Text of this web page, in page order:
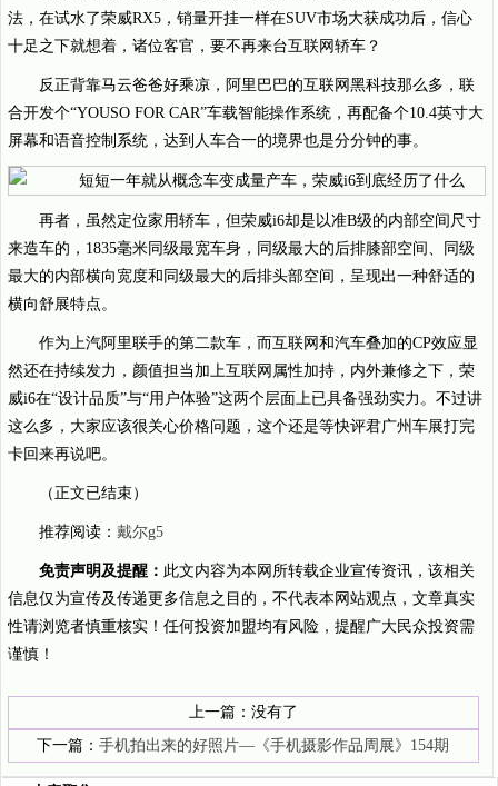
法，在试水了荣威RX5，销量开挂一样在SUV市场大获成功后，信心
十足之下就想着，诸位客官，要不再来台互联网轿车？
反正背靠马云爸爸好乘凉，阿里巴巴的互联网黑科技那么多，联
合开发个“YOUSO FOR CAR”车载智能操作系统，再配备个10.4英寸大
屏幕和语音控制系统，达到人车合一的境界也是分分钟的事。
再者，虽然定位家用轿车，但荣威i6却是以准B级的内部空间尺寸
来造车的，1835毫米同级最宽车身，同级最大的后排膝部空间、同级
最大的内部横向宽度和同级最大的后排头部空间，呈现出一种舒适的
横向舒展特点。
作为上汽阿里联手的第二款车，而互联网和汽车叠加的CP效应显
然还在持续发力，颜值担当加上互联网属性加持，内外兼修之下，荣
威i6在“设计品质”与“用户体验”这两个层面上已具备强劲实力。不过讲
这么多，大家应该很关心价格问题，这个还是等快评君广州车展打完
卡回来再说吧。
（正文已结束）
推荐阅读： 戴尔g5
免责声明及提醒： 此文内容为本网所转载企业宣传资讯，该相关
信息仅为宣传及传递更多信息之目的，不代表本网站观点，文章真实
性请浏览者慎重核实！任何投资加盟均有风险，提醒广大民众投资需
谨慎！
上一篇：没有了
下一篇：手机拍出来的好照片—《手机摄影作品周展》154期